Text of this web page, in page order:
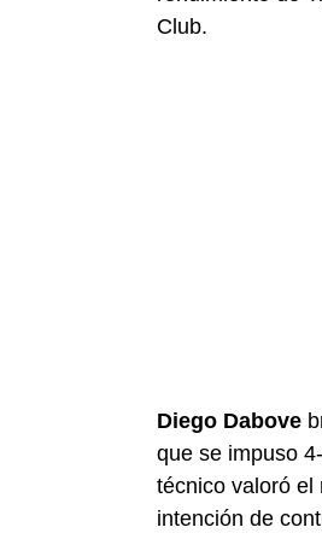
Club.
Diego Dabove
que se impuso
técnico valoró el
intención de